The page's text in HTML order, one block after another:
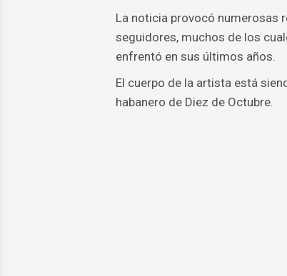
La noticia provocó numerosas
seguidores, muchos de los
enfrentó en sus últimos años.
El cuerpo de la artista está
habanero de Diez de Octubre.